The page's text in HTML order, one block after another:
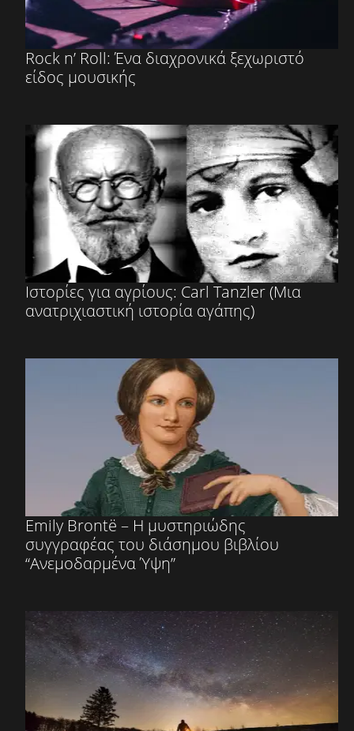
Rock n’ Roll: Ένα διαχρονικά ξεχωριστό
είδος μουσικής
Ιστορίες για αγρίους: Carl Tanzler (Μια
ανατριχιαστική ιστορία αγάπης)
Emily Brontë – Η μυστηριώδης
συγγραφέας του διάσημου βιβλίου
“Ανεμοδαρμένα Ύψη”